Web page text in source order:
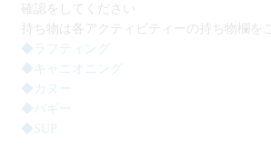
確認をしてください
持ち物は各アクティビティーの持ち物欄を
◆ラフティング
◆キャニオニング
◆カヌー
◆バギー
◆SUP